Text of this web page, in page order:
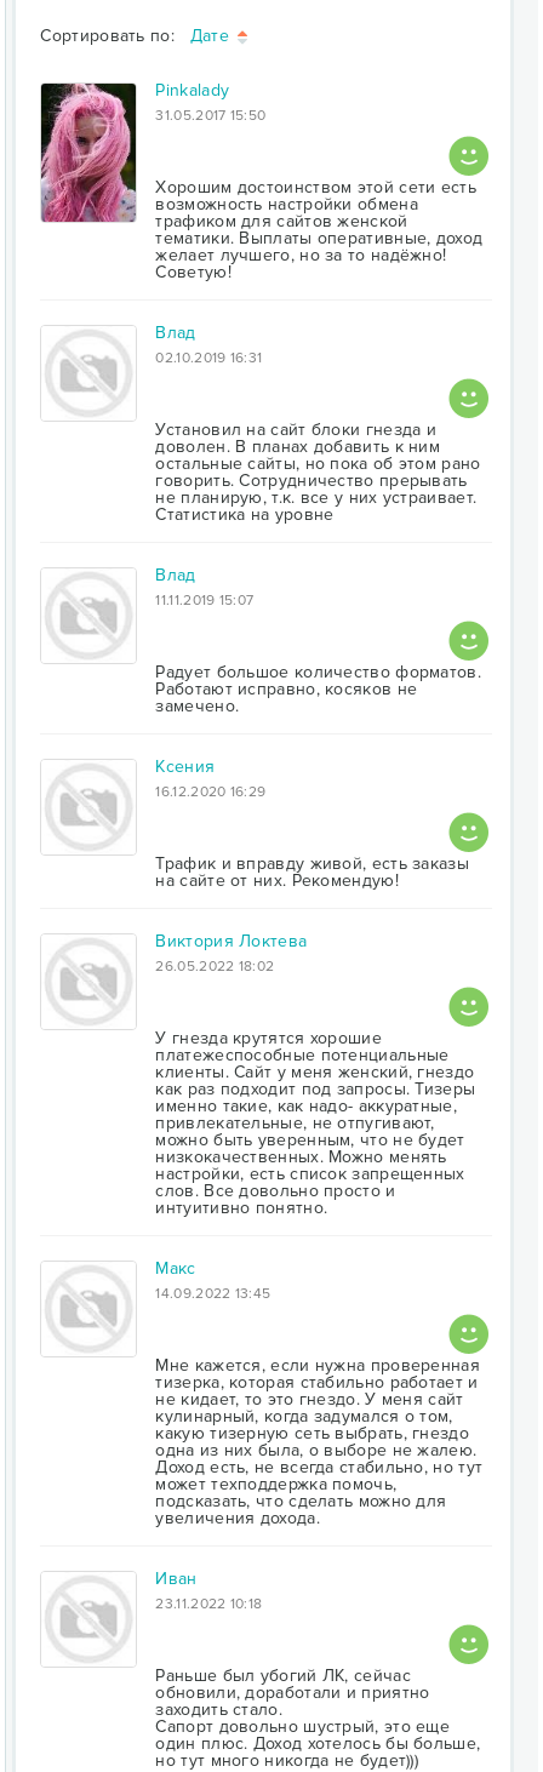
Сортировать по: Дате
Pinkalady
31.05.2017 15:50
Хорошим достоинством этой сети есть
возможность настройки обмена
трафиком для сайтов женской
тематики. Выплаты оперативные, доход
желает лучшего, но за то надёжно!
Советую!
Влад
02.10.2019 16:31
Установил на сайт блоки гнезда и
доволен. В планах добавить к ним
остальные сайты, но пока об этом рано
говорить. Сотрудничество прерывать
не планирую, т.к. все у них устраивает.
Статистика на уровне
Влад
11.11.2019 15:07
Радует большое количество форматов.
Работают исправно, косяков не
замечено.
Ксения
16.12.2020 16:29
Трафик и вправду живой, есть заказы
на сайте от них. Рекомендую!
Виктория Локтева
26.05.2022 18:02
У гнезда крутятся хорошие
платежеспособные потенциальные
клиенты. Сайт у меня женский, гнездо
как раз подходит под запросы. Тизеры
именно такие, как надо- аккуратные,
привлекательные, не отпугивают,
можно быть уверенным, что не будет
низкокачественных. Можно менять
настройки, есть список запрещенных
слов. Все довольно просто и
интуитивно понятно.
Макс
14.09.2022 13:45
Мне кажется, если нужна проверенная
тизерка, которая стабильно работает и
не кидает, то это гнездо. У меня сайт
кулинарный, когда задумался о том,
какую тизерную сеть выбрать, гнездо
одна из них была, о выборе не жалею.
Доход есть, не всегда стабильно, но тут
может техподдержка помочь,
подсказать, что сделать можно для
увеличения дохода.
Иван
23.11.2022 10:18
Раньше был убогий ЛК, сейчас
обновили, доработали и приятно
заходить стало.
Сапорт довольно шустрый, это еще
один плюс. Доход хотелось бы больше,
но тут много никогда не будет)))